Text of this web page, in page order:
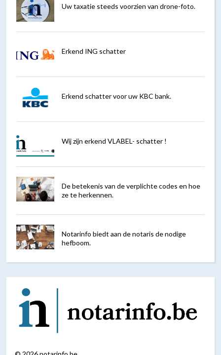
Uw taxatie steeds voorzien van drone-foto.
Erkend ING schatter
Erkend schatter voor uw KBC bank.
Wij zijn erkend VLABEL- schatter !
De betekenis van de verplichte codes en hoe
ze te herkennen.
Notarinfo biedt aan de notaris de nodige
hefboom.